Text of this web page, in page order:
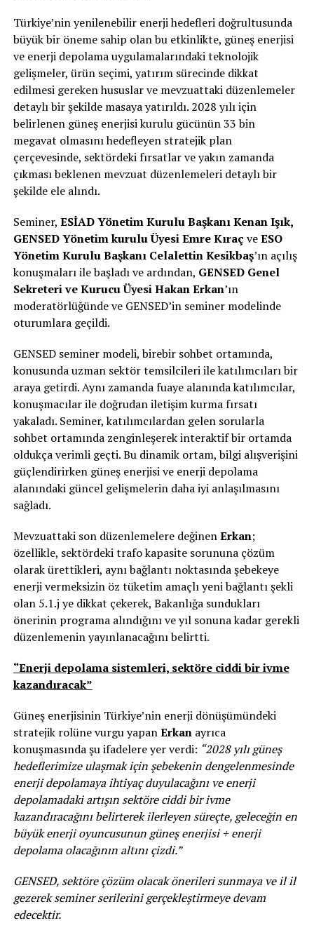
Türkiye’nin yenilenebilir enerji hedefleri doğrultusunda
büyük bir öneme sahip olan bu etkinlikte, güneş enerjisi
ve enerji depolama uygulamalarındaki teknolojik
gelişmeler, ürün seçimi, yatırım sürecinde dikkat
edilmesi gereken hususlar ve mevzuattaki düzenlemeler
detaylı bir şekilde masaya yatırıldı. 2028 yılı için
belirlenen güneş enerjisi kurulu gücünün 33 bin
megavat olmasını hedefleyen stratejik plan
çerçevesinde, sektördeki fırsatlar ve yakın zamanda
çıkması beklenen mevzuat düzenlemeleri detaylı bir
şekilde ele alındı.
Seminer, ESİAD Yönetim Kurulu Başkanı Kenan Işık,
GENSED Yönetim kurulu Üyesi Emre Kıraç veESO
Yönetim Kurulu Başkanı Celalettin Kesikbaş’ın açılış
konuşmaları ile başladı ve ardından, GENSED Genel
Sekreteri ve Kurucu Üyesi Hakan Erkan’ın
moderatörlüğünde ve GENSED’in seminer modelinde
oturumlara geçildi.
GENSED seminer modeli, birebir sohbet ortamında,
konusunda uzman sektör temsilcileri ile katılımcıları bir
araya getirdi. Aynı zamanda fuaye alanında katılımcılar,
konuşmacılar ile doğrudan iletişim kurma fırsatı
yakaladı. Seminer, katılımcılardan gelen sorularla
sohbet ortamında zenginleşerek interaktif bir ortamda
oldukça verimli geçti. Bu dinamik ortam, bilgi alışverişini
güçlendirirken güneş enerjisi ve enerji depolama
alanındaki güncel gelişmelerin daha iyi anlaşılmasını
sağladı.
Mevzuattaki son düzenlemelere değinenErkan;
özellikle, sektördeki trafo kapasite sorununa çözüm
olarak ürettikleri, aynı bağlantı noktasında şebekeye
enerji vermeksizin öz tüketim amaçlı yeni bağlantı şekli
olan 5.1.j ye dikkat çekerek, Bakanlığa sundukları
önerinin programa alındığını ve yıl sonuna kadar gerekli
düzenlemenin yayınlanacağını belirtti.
“Enerji depolama sistemleri, sektöre ciddi bir ivme
kazandıracak”
Güneş enerjisinin Türkiye’nin enerji dönüşümündeki
stratejik rolüne vurgu yapanErkanayrıca
konuşmasında şu ifadelere yer verdi: “2028 yılı güneş
hedeflerimize ulaşmak için şebekenin dengelenmesinde
enerji depolamaya ihtiyaç duyulacağını ve enerji
depolamadaki artışın sektöre ciddi bir ivme
kazandıracağını belirterek ilerleyen süreçte, geleceğin en
büyük enerji oyuncusunun güneş enerjisi + enerji
depolama olacağının altını çizdi.”
GENSED, sektöre çözüm olacak önerileri sunmaya ve il il
gezerek seminer serilerini gerçekleştirmeye devam
edecektir.